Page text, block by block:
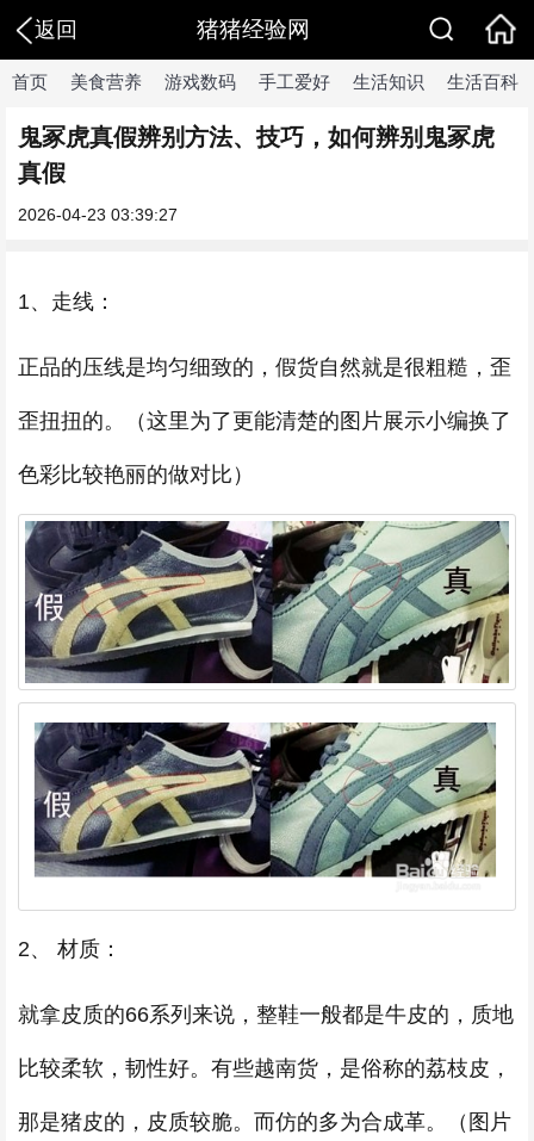
返回 猪猪经验网
首页 美食营养 游戏数码 手工爱好 生活知识 生活百科
鬼冢虎真假辨别方法、技巧，如何辨别鬼冢虎
真假
2026-04-23 03:39:27
1、走线：
正品的压线是均匀细致的，假货自然就是很粗糙，歪
歪扭扭的。（这里为了更能清楚的图片展示小编换了
色彩比较艳丽的做对比）
2、 材质：
就拿皮质的66系列来说，整鞋一般都是牛皮的，质地
比较柔软，韧性好。有些越南货，是俗称的荔枝皮，
那是猪皮的，皮质较脆。而仿的多为合成革。（图片